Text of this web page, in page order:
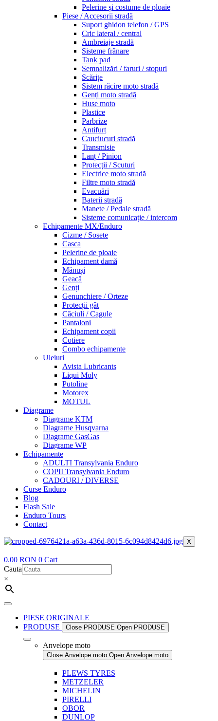
Pelerine și costume de ploaie
Piese / Accesorii stradă
Suport ghidon telefon / GPS
Cric lateral / central
Ambreiaje stradă
Sisteme frânare
Tank pad
Semnalizări / faruri / stopuri
Scărițe
Sistem răcire moto stradă
Genți moto stradă
Huse moto
Plastice
Parbrize
Antifurt
Cauciucuri stradă
Transmisie
Lanț / Pinion
Protecții / Scuturi
Electrice moto stradă
Filtre moto stradă
Evacuări
Baterii stradă
Manete / Pedale stradă
Sisteme comunicație / intercom
Echipamente MX/Enduro
Cizme / Sosete
Casca
Pelerine de ploaie
Echipament damă
Mănuși
Geacă
Genți
Genunchiere / Orteze
Protecții gât
Căciuli / Cagule
Pantaloni
Echipament copii
Cotiere
Combo echipamente
Uleiuri
Avista Lubricants
Liqui Moly
Putoline
Motorex
MOTUL
Diagrame
Diagrame KTM
Diagrame Husqvarna
Diagrame GasGas
Diagrame WP
Echipamente
ADULTI Transylvania Enduro
COPII Transylvania Enduro
CADOURI / DIVERSE
Curse Enduro
Blog
Flash Sale
Enduro Tours
Contact
X
0.00 RON 0 Cart
Cauta
×
PIESE ORIGINALE
PRODUSE
Close PRODUSE Open PRODUSE
Anvelope moto
Close Anvelope moto Open Anvelope moto
PLEWS TYRES
METZELER
MICHELIN
PIRELLI
OBOR
DUNLOP